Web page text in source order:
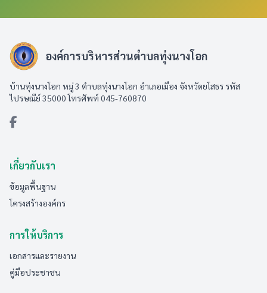
องค์การบริหารส่วนตำบลทุ่งนางโอก
บ้านทุ่งนางโอก หมู่ 3 ตำบลทุ่งนางโอก อำเภอเมือง จังหวัดยโสธร รหัส
ไปรษณีย์ 35000 โทรศัพท์ 045-760870
เกี่ยวกับเรา
ข้อมูลพื้นฐาน
โครงสร้างองค์กร
การให้บริการ
เอกสารและรายงาน
คู่มือประชาชน